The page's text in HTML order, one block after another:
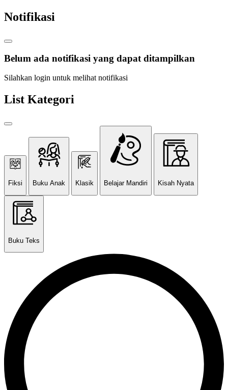
Notifikasi
Belum ada notifikasi yang dapat ditampilkan
Silahkan login untuk melihat notifikasi
List Kategori
Fiksi Buku Anak Klasik Belajar Mandiri Kisah Nyata
Buku Teks